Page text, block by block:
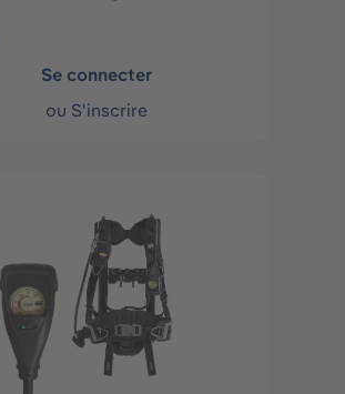
Se connecter
ou S'inscrire